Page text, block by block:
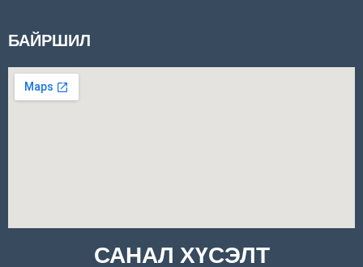
БАЙРШИЛ
САНАЛ ХҮСЭЛТ